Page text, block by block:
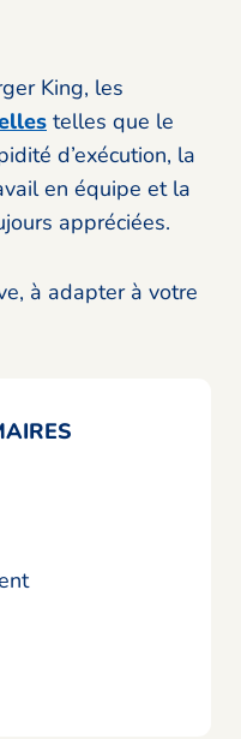
King, les
telles que le
d’exécution, la
en équipe et la
appréciées.
à adapter à votre